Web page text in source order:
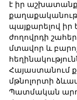
է իր
պայքարելով իր
ժողովրդի
մտավոր և
Հայաստանում
մթնոլորտի
Պատմական